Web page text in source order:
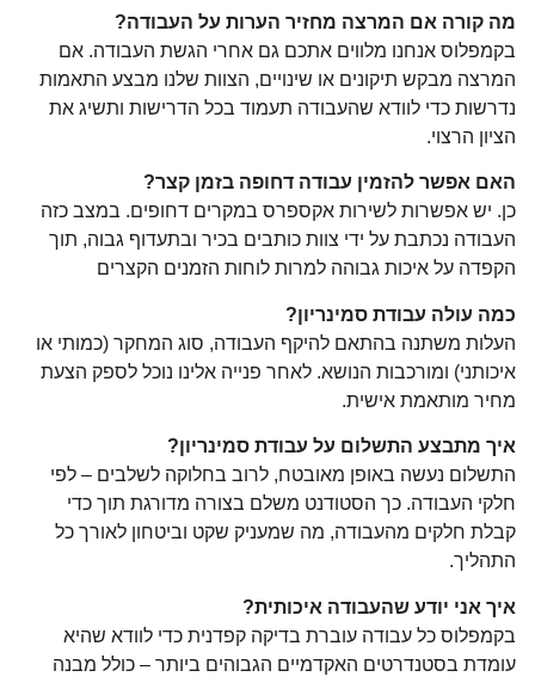
מה קורה אם המרצה מחזיר הערות על העבודה?
בקמפלוס אנחנו מלווים אתכם גם אחרי הגשת העבודה. אם
המרצה מבקש תיקונים או שינויים, הצוות שלנו מבצע התאמות
נדרשות כדי לוודא שהעבודה תעמוד בכל הדרישות ותשיג את
הציון הרצוי.
האם אפשר להזמין עבודה דחופה בזמן קצר?
כן. יש אפשרות לשירות אקספרס במקרים דחופים. במצב כזה
העבודה נכתבת על ידי צוות כותבים בכיר ובתעדוף גבוה, תוך
הקפדה על איכות גבוהה למרות לוחות הזמנים הקצרים
כמה עולה עבודת סמינריון?
העלות משתנה בהתאם להיקף העבודה, סוג המחקר (כמותי או
איכותני) ומורכבות הנושא. לאחר פנייה אלינו נוכל לספק הצעת
מחיר מותאמת אישית.
איך מתבצע התשלום על עבודת סמינריון?
התשלום נעשה באופן מאובטח, לרוב בחלוקה לשלבים – לפי
חלקי העבודה. כך הסטודנט משלם בצורה מדורגת תוך כדי
קבלת חלקים מהעבודה, מה שמעניק שקט וביטחון לאורך כל
התהליך.
איך אני יודע שהעבודה איכותית?
בקמפלוס כל עבודה עוברת בדיקה קפדנית כדי לוודא שהיא
עומדת בסטנדרטים האקדמיים הגבוהים ביותר – כולל מבנה